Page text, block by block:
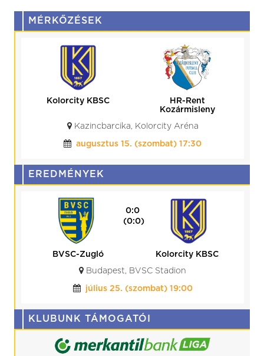
MÉRKŐZÉSEK
Kolorcity KBSC
HR-Rent
Kozármisleny
Kazincbarcika, Kolorcity Aréna
augusztus 15. (szombat) 17:30
EREDMÉNYEK
0:0
(0:0)
BVSC-Zugló
Kolorcity KBSC
Budapest, BVSC Stadion
július 25. (szombat) 19:00
KLUBUNK TÁMOGATÓI